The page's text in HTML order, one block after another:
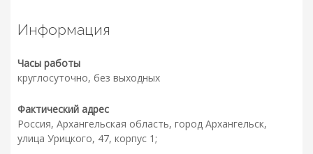
Информация
Часы работы
круглосуточно, без выходных
Фактический адрес
Россия, Архангельская область, город Архангельск,
улица Урицкого, 47, корпус 1;